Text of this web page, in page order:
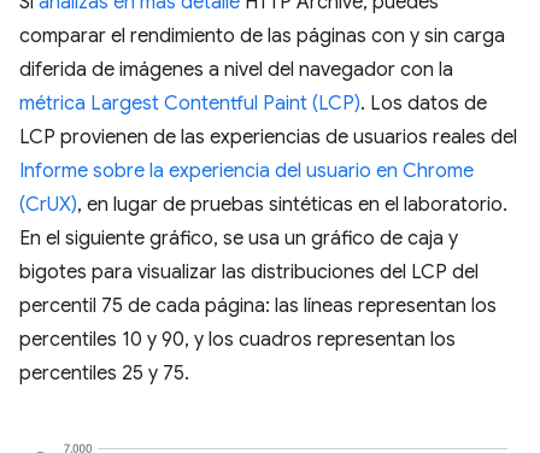
comparar el rendimiento de las páginas con y sin carga
diferida de imágenes a nivel del navegador con la
métrica Largest Contentful Paint (LCP). Los datos de
LCP provienen de las experiencias de usuarios reales del
Informe sobre la experiencia del usuario en Chrome
(CrUX), en lugar de pruebas sintéticas en el laboratorio.
En el siguiente gráfico, se usa un gráfico de caja y
bigotes para visualizar las distribuciones del LCP del
percentil 75 de cada página: las líneas representan los
percentiles 10 y 90, y los cuadros representan los
percentiles 25 y 75.